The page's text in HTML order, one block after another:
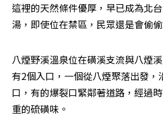
這裡的天然條件優厚，早已成為北
湯，即使位在禁區，民眾還是會偷偷
八煙野溪溫泉位在磺溪支流與八煙
有2個入口，一個從八煙聚落出發，
口，有的爆裂口緊鄰著道路，經過
重的硫磺味。